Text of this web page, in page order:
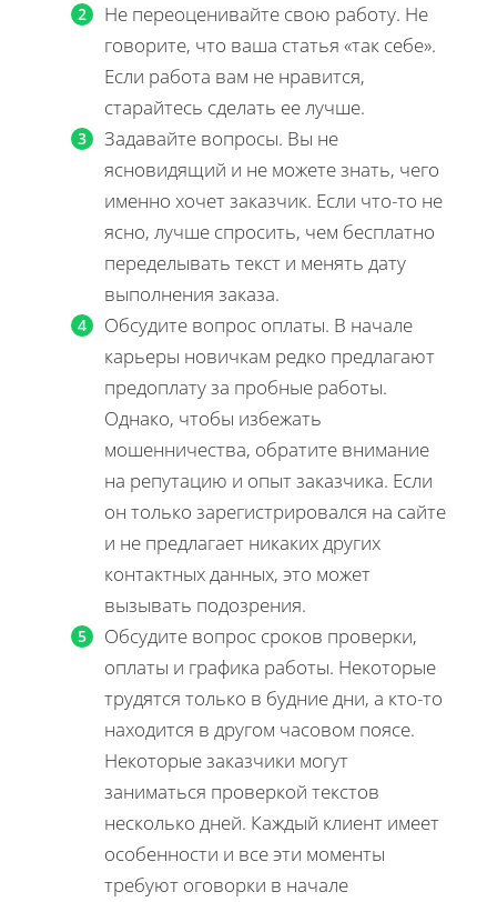
Не переоценивайте свою работу. Не
говорите, что ваша статья «так себе».
Если работа вам не нравится,
старайтесь сделать ее лучше.
Задавайте вопросы. Вы не
ясновидящий и не можете знать, чего
именно хочет заказчик. Если что-то не
ясно, лучше спросить, чем бесплатно
переделывать текст и менять дату
выполнения заказа.
Обсудите вопрос оплаты. В начале
карьеры новичкам редко предлагают
предоплату за пробные работы.
Однако, чтобы избежать
мошенничества, обратите внимание
на репутацию и опыт заказчика. Если
он только зарегистрировался на сайте
и не предлагает никаких других
контактных данных, это может
вызывать подозрения.
Обсудите вопрос сроков проверки,
оплаты и графика работы. Некоторые
трудятся только в будние дни, а кто-то
находится в другом часовом поясе.
Некоторые заказчики могут
заниматься проверкой текстов
несколько дней. Каждый клиент имеет
особенности и все эти моменты
требуют оговорки в начале